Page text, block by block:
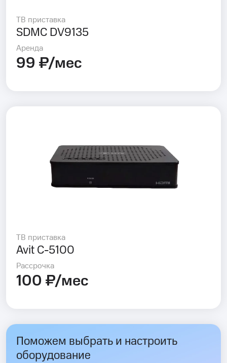
ТВ приставка
SDMC DV9135
Аренда
99 ₽/мес
ТВ приставка
Avit C-5100
Рассрочка
100 ₽/мес
Поможем выбрать и настроить
оборудование